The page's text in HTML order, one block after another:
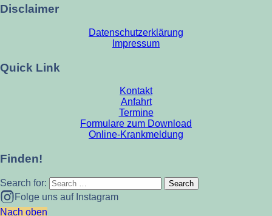
Disclaimer
Datenschutzerklärung
Impressum
Quick Link
Kontakt
Anfahrt
Termine
Formulare zum Download
Online-Krankmeldung
Finden!
Search for:
Folge uns auf Instagram
Nach oben